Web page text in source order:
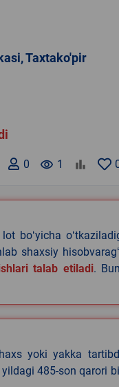
Taxtako'pir
remove_red_eye 1
0
boʻyicha
shaxsiy
talab etiladi.
yoki yakka
485-son qarori